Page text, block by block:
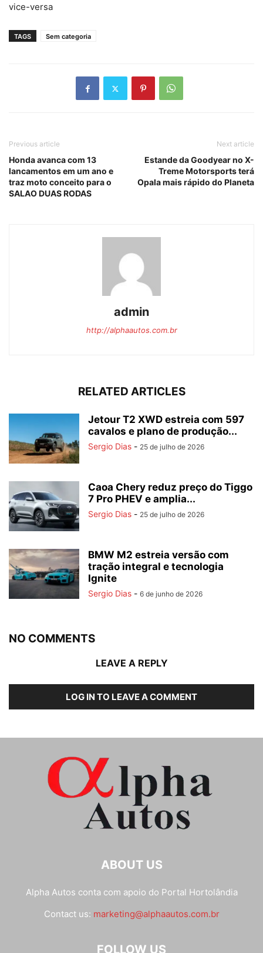
vice-versa
TAGS Sem categoria
Previous article
Honda avanca com 13
lancamentos em um ano e
traz moto conceito para o
SALAO DUAS RODAS
Next article
Estande da Goodyear no X-
Treme Motorsports terá
Opala mais rápido do Planeta
admin
http://alphaautos.com.br
RELATED ARTICLES
Jetour T2 XWD estreia com 597
cavalos e plano de produção...
Sergio Dias - 25 de julho de 2026
Caoa Chery reduz preço do Tiggo
7 Pro PHEV e amplia...
Sergio Dias - 25 de julho de 2026
BMW M2 estreia versão com
tração integral e tecnologia
Ignite
Sergio Dias - 6 de junho de 2026
NO COMMENTS
LEAVE A REPLY
LOG IN TO LEAVE A COMMENT
ABOUT US
Alpha Autos conta com apoio do Portal Hortolândia
Contact us: marketing@alphaautos.com.br
FOLLOW US